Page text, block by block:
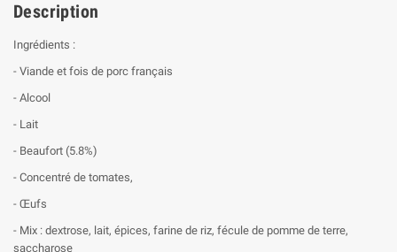
Description
Ingrédients :
- Viande et fois de porc français
- Alcool
- Lait
- Beaufort (5.8%)
- Concentré de tomates,
- Œufs
- Mix : dextrose, lait, épices, farine de riz, fécule de pomme de terre,
saccharose